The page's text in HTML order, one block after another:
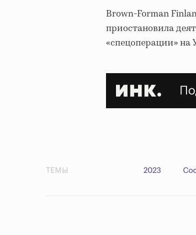
Brown-Forman
приостановила
«спецоперации» на
ТЕМЫ 2023